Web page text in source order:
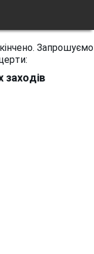
Запрошуємо